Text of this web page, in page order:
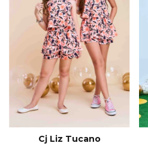
Cj Liz Tucano